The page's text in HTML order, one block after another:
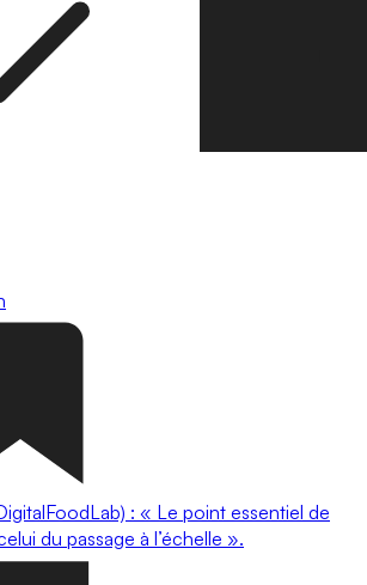
: « Le point essentiel de
du passage à l’échelle ».